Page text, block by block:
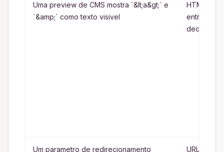
Uma preview de CMS mostra `&lt;a&gt;` e
`&amp;` como texto visivel
HTML
entity
decoding
Um parametro de redirecionamento
URL